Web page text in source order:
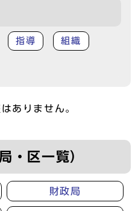
指導 組織
ありません。
・区一覧）
財政局